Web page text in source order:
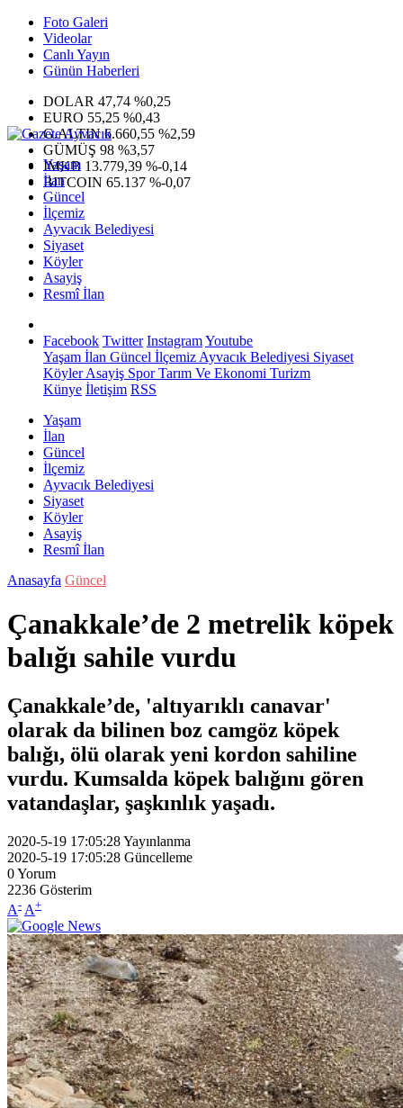
Foto Galeri
Videolar
Canlı Yayın
Günün Haberleri
DOLAR 47,74 %0,25
EURO 55,25 %0,43
G.ALTIN6.660,55 %2,59
GÜMÜŞ 98 %3,57
IMKB 13.779,39 %-0,14
BITCOIN 65.137 %-0,07
Yaşam
İlan
Güncel
İlçemiz
Ayvacık Belediyesi
Siyaset
Köyler
Asayiş
Resmî İlan
Facebook Twitter InstagramYoutube
Yaşam İlan Güncel İlçemiz Ayvacık Belediyesi Siyaset
KöylerAsayiş SporTarım Ve Ekonomi Turizm
Künye İletişim RSS
Yaşam
İlan
Güncel
İlçemiz
Ayvacık Belediyesi
Siyaset
Köyler
Asayiş
Resmî İlan
Anasayfa Güncel
Çanakkale’de 2 metrelik köpek
balığı sahile vurdu
Çanakkale’de, 'altıyarıklı canavar'
olarak da bilinen boz camgöz köpek
balığı, ölü olarak yeni kordon sahiline
vurdu. Kumsalda köpek balığını gören
vatandaşlar, şaşkınlık yaşadı.
2020-5-19 17:05:28Yayınlanma
2020-5-19 17:05:28 Güncelleme
0Yorum
2236 Gösterim
A- A+